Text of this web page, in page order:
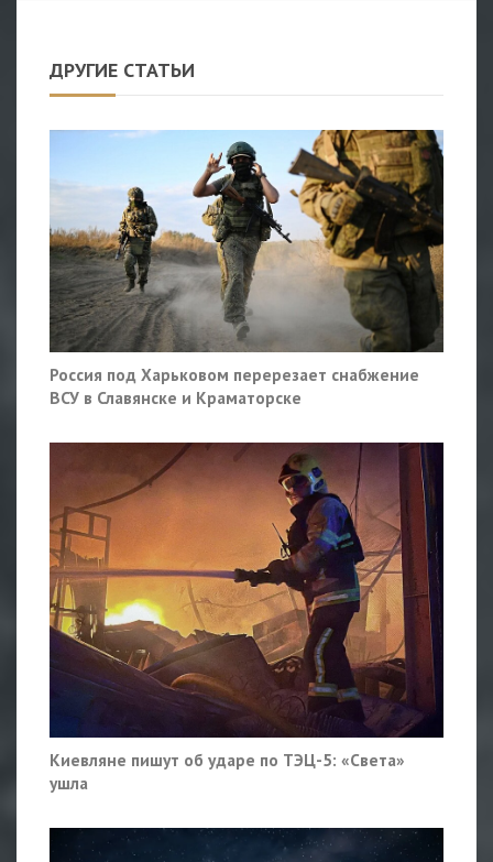
ДРУГИЕ СТАТЬИ
Россия под Харьковом перерезает снабжение
ВСУ в Славянске и Краматорске
Киевляне пишут об ударе по ТЭЦ-5: «Света»
ушла